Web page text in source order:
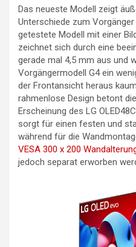
Das neueste Modell zeigt
Unterschiede zum
getestete Modell mit einer
zeichnet sich durch eine
gerade mal 4,5 mm aus und
Vorgängermodell G4 ein
der Frontansicht heraus
rahmenlose Design betont
Erscheinung des LG
sorgt für einen festen und
während für die
VESA 300 x 200
jedoch separat erworben